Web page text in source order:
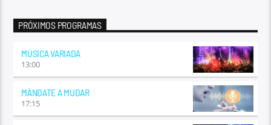
PRÓXIMOS PROGRAMAS
MÚSICA VARIADA
13:00
MÁNDATE A MUDAR
17:15